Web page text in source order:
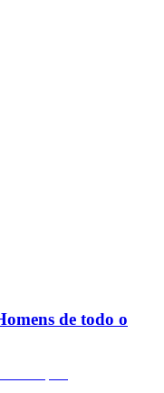
de todo o